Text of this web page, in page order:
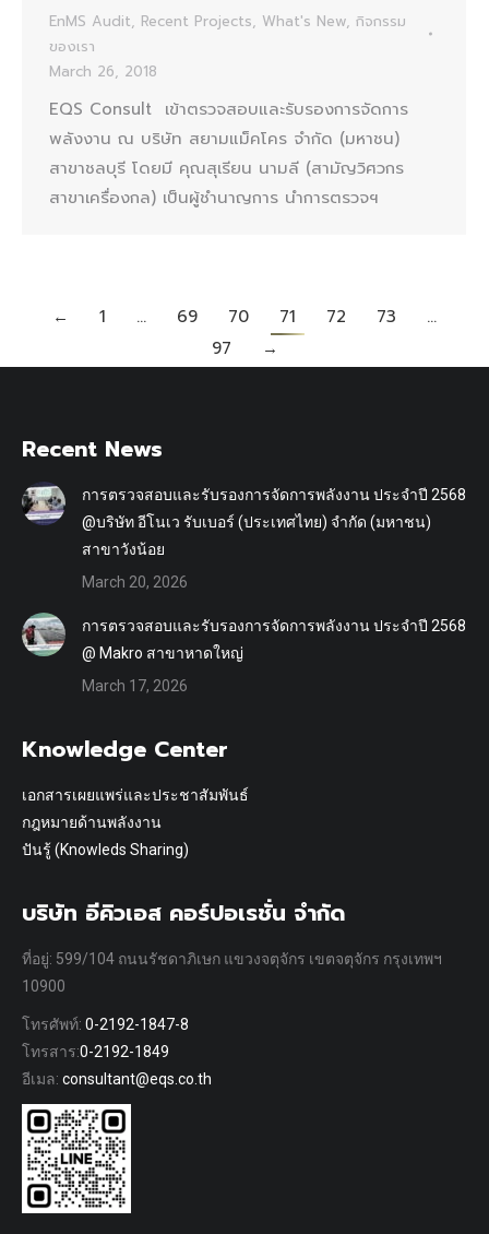
EnMS Audit, Recent Projects, What's New, กิจกรรม
ของเรา
March 26, 2018
EQS Consult เข้าตรวจสอบและรับรองการจัดการ
พลังงาน ณ บริษัท สยามแม็คโคร จำกัด (มหาชน)
สาขาชลบุรี โดยมี คุณสุเรียน นามลี (สามัญวิศวกร
สาขาเครื่องกล) เป็นผู้ชำนาญการ นำการตรวจฯ
← 1 … 69 70 71 72 73
…
97
→
Recent News
การตรวจสอบและรับรองการจัดการพลังงาน ประจำปี 2568
@บริษัท อีโนเว รับเบอร์ (ประเทศไทย) จำกัด (มหาชน)
สาขาวังน้อย
March 20, 2026
การตรวจสอบและรับรองการจัดการพลังงาน ประจำปี 2568
@ Makro สาขาหาดใหญ่
March 17, 2026
Knowledge Center
เอกสารเผยแพร่และประชาสัมพันธ์
กฎหมายด้านพลังงาน
ปันรู้ (Knowleds Sharing)
บริษัท อีคิวเอส คอร์ปอเรชั่น จำกัด
ที่อยู่: 599/104 ถนนรัชดาภิเษก แขวงจตุจักร เขตจตุจักร กรุงเทพฯ
10900
โทรศัพท์: 0-2192-1847-8
โทรสาร:0-2192-1849
อีเมล: consultant@eqs.co.th